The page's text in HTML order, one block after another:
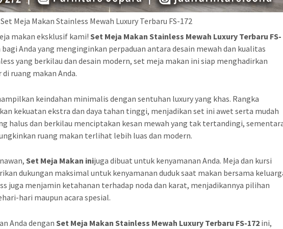
Set Meja Makan Stainless Mewah Luxury Terbaru FS-172
makan eksklusif kami!Set Meja Makan Stainless Mewah Luxury Terbaru FS-
Anda yang menginginkan perpaduan antara desain mewah dan kualitas
yang berkilau dan desain modern, set meja makan ini siap menghadirkan
ruang makan Anda.
keindahan minimalis dengan sentuhan luxury yang khas. Rangka
kekuatan ekstra dan daya tahan tinggi, menjadikan set ini awet serta mudah
halus dan berkilau menciptakan kesan mewah yang tak tertandingi,
ruang makan terlihat lebih luas dan modern.
Set Meja Makan inijuga dibuat untuk kenyamanan Anda. Meja dan kursi
dukungan maksimal untuk kenyamanan duduk saat makan bersama
juga menjamin ketahanan terhadap noda dan karat, menjadikannya pilihan
hari maupun acara spesial.
Anda denganSet Meja Makan Stainless Mewah Luxury Terbaru FS-172 ini,